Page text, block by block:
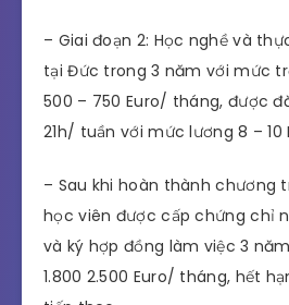
– Giai đoạn 2: Học nghề và
tại Đức trong 3 năm với mức
500 – 750 Euro/ tháng, được
21h/ tuần với mức lương 8 – 10
– Sau khi hoàn thành chương
học viên được cấp chứng chỉ
và ký hợp đồng làm việc 3
1.800 2.500 Euro/ tháng, hết